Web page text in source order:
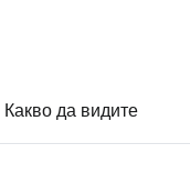
Какво да видите